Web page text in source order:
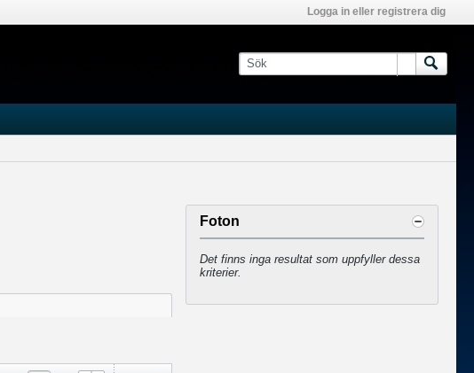
Logga in eller registrera dig
Foton
Det finns inga resultat som uppfyller dessa
kriterier.